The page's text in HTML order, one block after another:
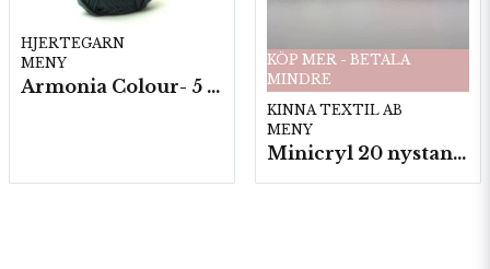
HJERTEGARN
MENY
Armonia Colour- 5 härv/fp. a100 g.
KÖP MER - BETALA
MINDRE
KINNA TEXTIL AB
MENY
Minicryl 20 nystan a25g./fp.